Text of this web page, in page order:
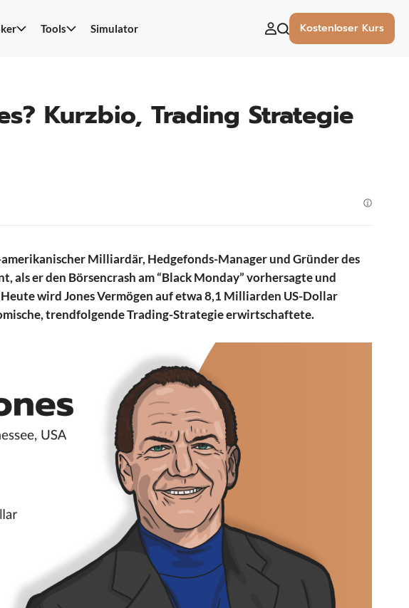
Tools Simulator Kostenloser Kurs
Kurzbio, Trading Strategie
Milliardär, Hedgefonds-Manager und Gründer des
als er den Börsencrash am “Black Monday” vorhersagte und
wird Jones Vermögen auf etwa 8,1 Milliarden US-Dollar
trendfolgende Trading-Strategie erwirtschaftete.